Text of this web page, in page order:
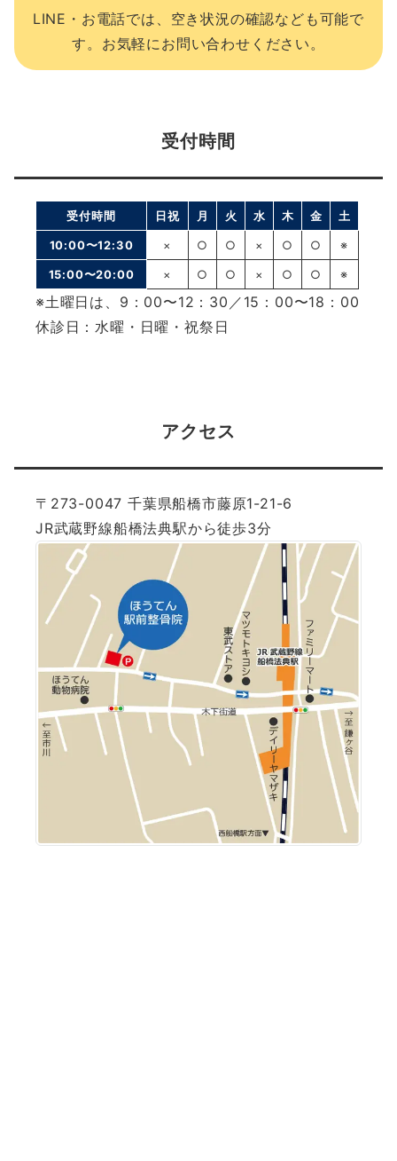
LINE・お電話では、空き状況の確認なども可能で
す。お気軽にお問い合わせください。
受付時間
受付時間 日祝 月 火 水 木 金 土
10:00〜12:30 × ○ ○ × ○ ○ ※
15:00〜20:00 × ○ ○ × ○ ○ ※
※土曜日は、9：00〜12：30／15：00〜18：00
休診日：水曜・日曜・祝祭日
アクセス
〒273-0047 千葉県船橋市藤原1-21-6
JR武蔵野線船橋法典駅から徒歩3分